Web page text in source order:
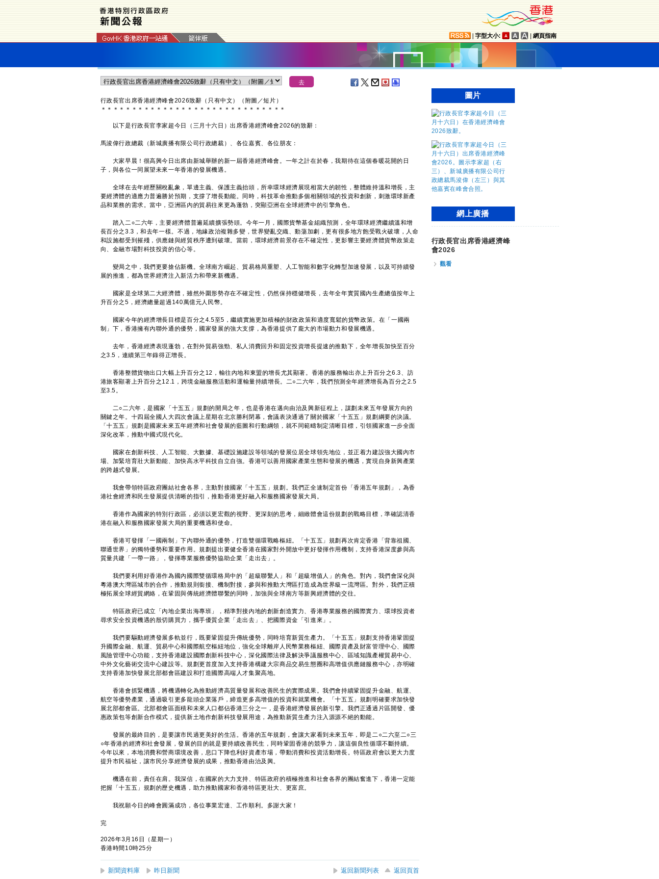
字型大小: 網頁指南
行政長官出席香港經濟峰會2026致辭（只有中文）（附圖／短片）
＊ ＊ ＊ ＊ ＊ ＊ ＊ ＊ ＊ ＊ ＊ ＊ ＊ ＊ ＊ ＊ ＊ ＊ ＊ ＊ ＊ ＊ ＊ ＊ ＊ ＊ ＊ ＊ ＊ ＊
以下是行政長官李家超今日（三月十六日）出席香港經濟峰會2026的致辭：
馬浚偉行政總裁（新城廣播有限公司行政總裁）、各位嘉賓、各位朋友：
大家早晨！很高興今日出席由新城舉辦的新一屆香港經濟峰會。一年之計在於春，我期待在這個春暖花開的日
子，與各位一同展望未來一年香港的發展機遇。
全球在去年經歷關稅亂象，單邊主義、保護主義抬頭，所幸環球經濟展現相當大的韌性，整體維持溫和增長，主
要經濟體的適應力普遍勝於預期，支撐了增長動能。同時，科技革命推動多個相關領域的投資和創新，刺激環球新產
品和業務的需求。當中，亞洲區內的貿易往來更為蓬勃，突顯亞洲在全球經濟中的引擎角色。
踏入二○二六年，主要經濟體普遍延續擴張勢頭。今年一月，國際貨幣基金組織預測，全年環球經濟繼續溫和增
長百分之3.3，和去年一樣。不過，地緣政治複雜多變，世界變亂交織、動蕩加劇，更有很多地方飽受戰火破壞，人命
和設施都受到摧殘，供應鏈與經貿秩序遭到破壞。當前，環球經濟前景存在不確定性，更影響主要經濟體貨幣政策走
向、金融市場對科技投資的信心等。
變局之中，我們更要搶佔新機。全球南方崛起、貿易格局重塑、人工智能和數字化轉型加速發展，以及可持續發
展的推進，都為世界經濟注入新活力和帶來新機遇。
國家是全球第二大經濟體，雖然外圍形勢存在不確定性，仍然保持穩健增長，去年全年實質國內生產總值按年上
升百分之5，經濟總量超過140萬億元人民幣。
國家今年的經濟增長目標是百分之4.5至5，繼續實施更加積極的財政政策和適度寬鬆的貨幣政策。在「一國兩
制」下，香港擁有內聯外通的優勢，國家發展的強大支撐，為香港提供了龐大的市場動力和發展機遇。
去年，香港經濟表現蓬勃，在對外貿易強勁、私人消費回升和固定投資增長提速的推動下，全年增長加快至百分
之3.5，連續第三年錄得正增長。
香港整體貨物出口大幅上升百分之12，輸往內地和東盟的增長尤其顯著。香港的服務輸出亦上升百分之6.3、訪
港旅客顯著上升百分之12.1，跨境金融服務活動和運輸量持續增長。二○二六年，我們預測全年經濟增長為百分之2.5
至3.5。
二○二六年，是國家「十五五」規劃的開局之年，也是香港在邁向由治及興新征程上，謀劃未來五年發展方向的
關鍵之年。十四屆全國人大四次會議上星期在北京勝利閉幕，會議表決通過了關於國家「十五五」規劃綱要的決議。
「十五五」規劃是國家未來五年經濟和社會發展的藍圖和行動綱領，就不同範疇制定清晰目標，引領國家進一步全面
深化改革，推動中國式現代化。
國家在創新科技、人工智能、大數據、基礎設施建設等領域的發展位居全球領先地位，並正着力建設強大國內市
場、加緊培育壯大新動能、加快高水平科技自立自強。香港可以善用國家產業生態和發展的機遇，實現自身新興產業
的跨越式發展。
我會帶領特區政府團結社會各界，主動對接國家「十五五」規劃。我們正全速制定首份「香港五年規劃」，為香
港社會經濟和民生發展提供清晰的指引，推動香港更好融入和服務國家發展大局。
香港作為國家的特別行政區，必須以更宏觀的視野、更深刻的思考，細緻體會這份規劃的戰略目標，準確認清香
港在融入和服務國家發展大局的重要機遇和使命。
香港可發揮「一國兩制」下內聯外通的優勢，打造雙循環戰略樞紐。「十五五」規劃再次肯定香港「背靠祖國、
聯通世界」的獨特優勢和重要作用。規劃提出要健全香港在國家對外開放中更好發揮作用機制，支持香港深度參與高
質量共建「一帶一路」，發揮專業服務優勢協助企業「走出去」。
我們要利用好香港作為國內國際雙循環格局中的「超級聯繫人」和「超級增值人」的角色。對內，我們會深化與
粵港澳大灣區城市的合作，推動規則銜接、機制對接，參與和推動大灣區打造成為世界級一流灣區。對外，我們正積
極拓展全球經貿網絡，在鞏固與傳統經濟體聯繫的同時，加強與全球南方等新興經濟體的交往。
特區政府已成立「內地企業出海專班」，精準對接內地的創新創造實力、香港專業服務的國際實力、環球投資者
尋求安全投資機遇的殷切購買力，攜手優質企業「走出去」、把國際資金「引進來」。
我們要驅動經濟發展多軌並行，既要鞏固提升傳統優勢，同時培育新質生產力。「十五五」規劃支持香港鞏固提
升國際金融、航運、貿易中心和國際航空樞紐地位，強化全球離岸人民幣業務樞紐、國際資產及財富管理中心、國際
風險管理中心功能，支持香港建設國際創新科技中心，深化國際法律及解決爭議服務中心、區域知識產權貿易中心、
中外文化藝術交流中心建設等。規劃更首度加入支持香港構建大宗商品交易生態圈和高增值供應鏈服務中心，亦明確
支持香港加快發展北部都會區建設和打造國際高端人才集聚高地。
香港會抓緊機遇，將機遇轉化為推動經濟高質量發展和改善民生的實際成果。我們會持續鞏固提升金融、航運、
航空等優勢產業，通過吸引更多龍頭企業落戶，締造更多高增值的投資和就業機會。「十五五」規劃明確要求加快發
展北部都會區。北部都會區面積和未來人口都佔香港三分之一，是香港經濟發展的新引擎。我們正通過片區開發、優
惠政策包等創新合作模式，提供新土地作創新科技發展用途，為推動新質生產力注入源源不絕的動能。
發展的最終目的，是要讓市民過更美好的生活。香港的五年規劃，會讓大家看到未來五年，即是二○二六至二○三
○年香港的經濟和社會發展，發展的目的就是要持續改善民生，同時鞏固香港的競爭力，讓這個良性循環不斷持續。
今年以來，本地消費和營商環境改善，息口下降也利好資產市場，帶動消費和投資活動增長。特區政府會以更大力度
提升市民福祉，讓市民分享經濟發展的成果，推動香港由治及興。
機遇在前，責任在肩。我深信，在國家的大力支持、特區政府的積極推進和社會各界的團結奮進下，香港一定能
把握「十五五」規劃的歷史機遇，助力推動國家和香港特區更壯大、更富庶。
我祝願今日的峰會圓滿成功，各位事業宏達、工作順利。多謝大家！
完
2026年3月16日（星期一）
香港時間10時25分
新聞資料庫 昨日新聞 返回新聞列表 返回頁首
圖片
網上廣播
行政長官出席香港經濟峰
會2026
觀看